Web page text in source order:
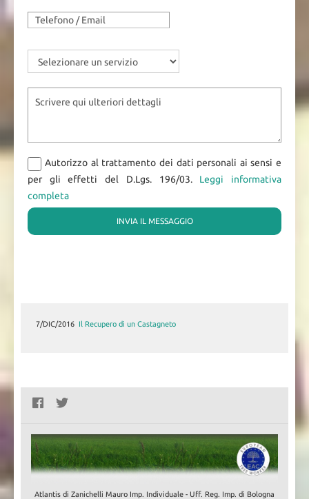
Autorizzo al trattamento dei dati personali ai sensi e
per gli effetti del D.Lgs. 196/03. Leggi informativa
completa
7/DIC/2016 Il Recupero di un Castagneto
Atlantis di Zanichelli Mauro Imp. Individuale - Uff. Reg. Imp. di Bologna